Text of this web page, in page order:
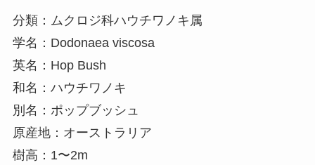
分類：ムクロジ科ハウチワノキ属
学名：Dodonaea viscosa
英名：Hop Bush
和名：ハウチワノキ
別名：ポップブッシュ
原産地：オーストラリア
樹高：1〜2m